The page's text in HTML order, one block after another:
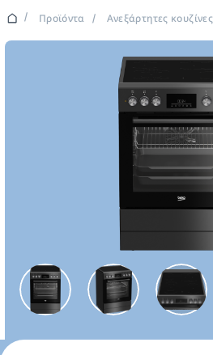
/ Προϊόντα / Ανεξάρτητες κουζίνες